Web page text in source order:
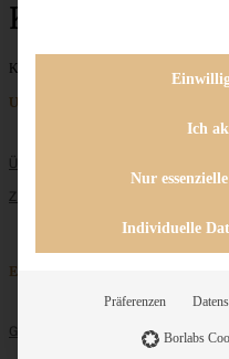
Karamelltarte
Keine Beiträge gefunden
Unternehmen
ÜBER MICH
ZUSAMMENARBEIT
Entdecken
GRUNDLAGEN
Ich
Nur
Individuelle
Präferenzen
Borlabs